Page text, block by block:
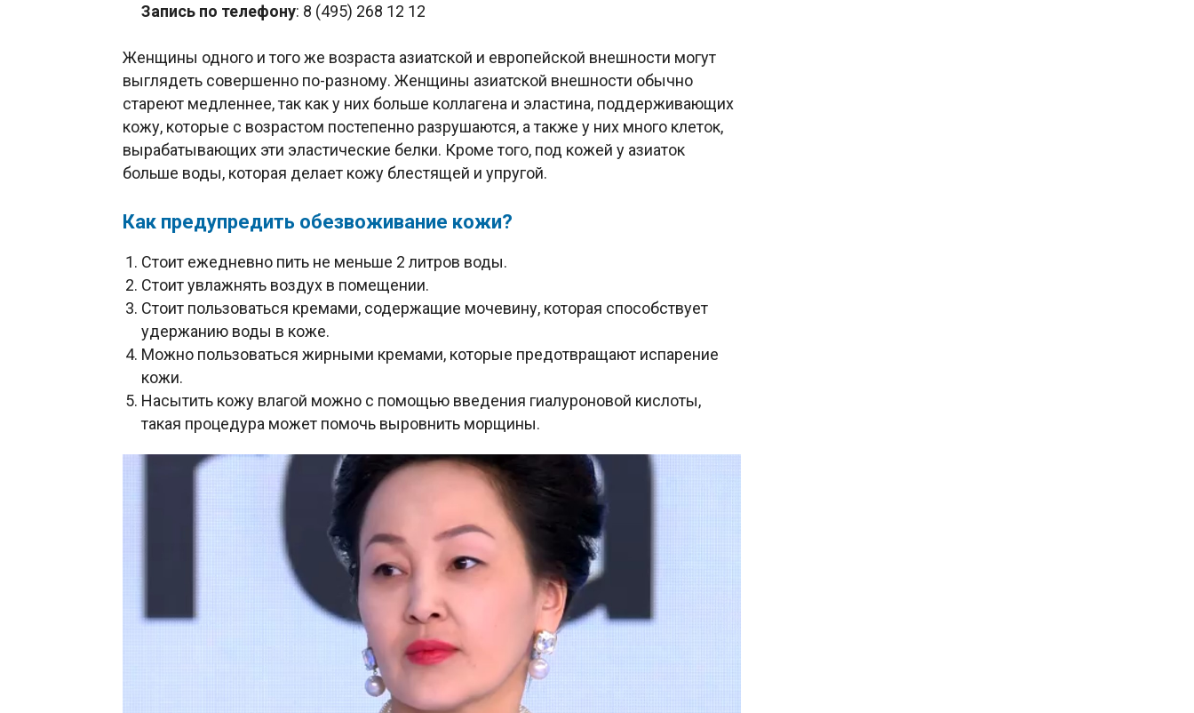
Запись по телефону: 8 (495) 268 12 12
Женщины одного и того же возраста азиатской и европейской внешности могут
выглядеть совершенно по-разному. Женщины азиатской внешности обычно
стареют медленнее, так как у них больше коллагена и эластина, поддерживающих
кожу, которые с возрастом постепенно разрушаются, а также у них много клеток,
вырабатывающих эти эластические белки. Кроме того, под кожей у азиаток
больше воды, которая делает кожу блестящей и упругой.
Как предупредить обезвоживание кожи?
Стоит ежедневно пить не меньше 2 литров воды.
Стоит увлажнять воздух в помещении.
Стоит пользоваться кремами, содержащие мочевину, которая способствует
удержанию воды в коже.
Можно пользоваться жирными кремами, которые предотвращают испарение
кожи.
Насытить кожу влагой можно с помощью введения гиалуроновой кислоты,
такая процедура может помочь выровнить морщины.